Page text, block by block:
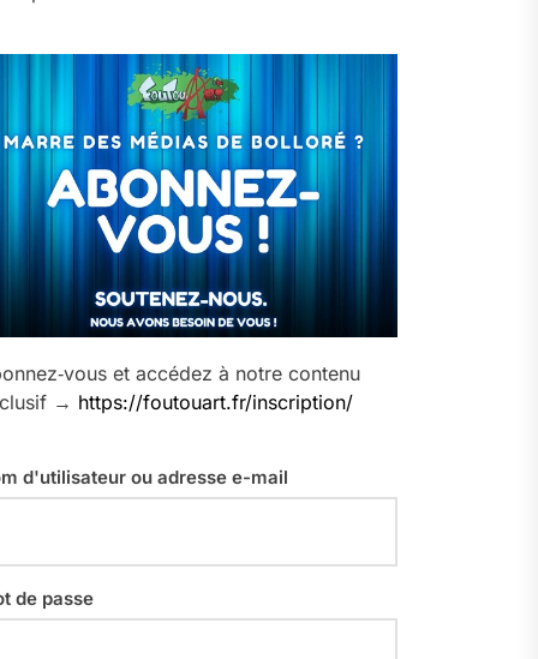
et accédez à notre contenu
→ https://foutouart.fr/inscription/
d'utilisateur ou adresse e-mail
de passe